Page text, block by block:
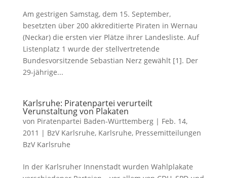
Am gestrigen Samstag, dem 15. September,
besetzten über 200 akkreditierte Piraten in Wernau
(Neckar) die ersten vier Plätze ihrer Landesliste. Auf
Listenplatz 1 wurde der stellvertretende
Bundesvorsitzende Sebastian Nerz gewählt [1]. Der
29-jährige...
Karlsruhe: Piratenpartei verurteilt
Verunstaltung von Plakaten
von Piratenpartei Baden-Württemberg| Feb. 14,
2011 | BzV Karlsruhe, Karlsruhe, Pressemitteilungen
BzV Karlsruhe
In der Karlsruher Innenstadt wurden Wahlplakate